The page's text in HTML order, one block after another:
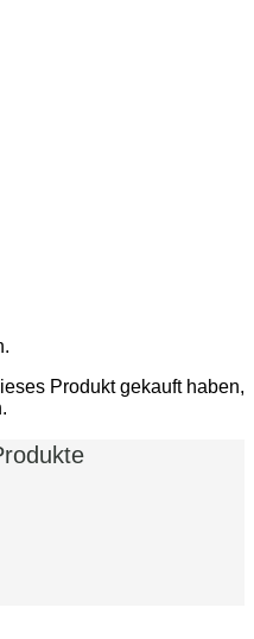
Produkt gekauft haben,